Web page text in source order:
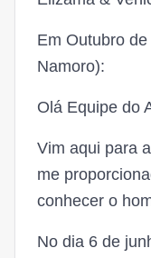
Em Outubro
Namoro):
Olá Equipe do
Vim aqui para
me
conhecer o
No dia 6 de